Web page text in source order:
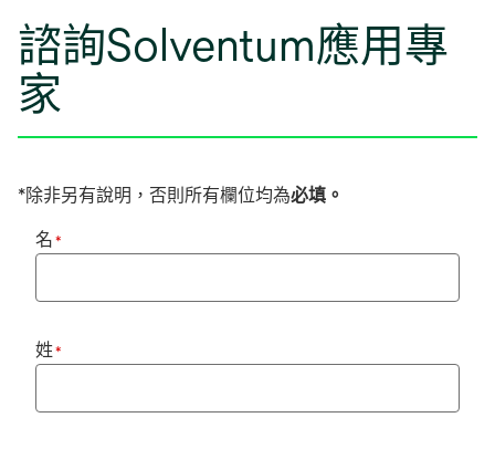
諮詢Solventum應用專
家
*除非另有說明，否則所有欄位均為必填。
名 *
姓*